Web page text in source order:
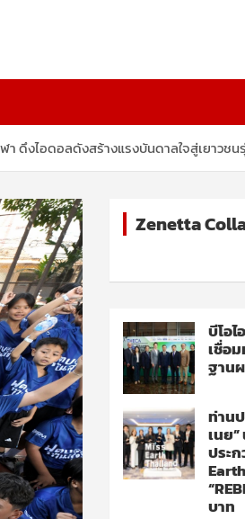
ดึงไอดอลดังสร้างแรงบันดาลใจสู่เยาวชน
Zenetta
บีโอ
เชื่อ
ฐาน
ท่าน
เนย
ประ
บาท